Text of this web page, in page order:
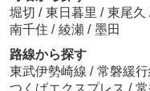
堀切 / 東日暮里 / 東尾久
南千住 / 綾瀬 / 墨田
路線から探す
東武伊勢崎線 / 常磐緩行